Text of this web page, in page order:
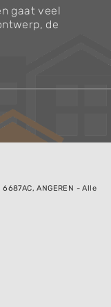
gaat veel
de
ANGEREN - Alle